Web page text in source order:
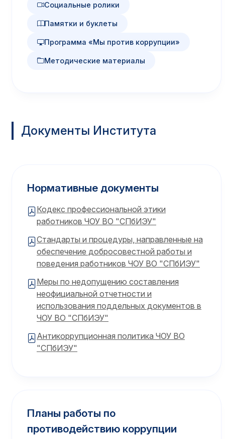
Социальные ролики
Памятки и буклеты
Программа «Мы против коррупции»
Методические материалы
Документы Института
Нормативные документы
Кодекс профессиональной этики
работников ЧОУ ВО "СПбИЭУ"
Стандарты и процедуры, направленные на
обеспечение добросовестной работы и
поведения работников ЧОУ ВО "СПбИЭУ"
Меры по недопущению составления
неофициальной отчетности и
использования поддельных документов в
ЧОУ ВО "СПбИЭУ"
Антикоррупционная политика ЧОУ ВО
"СПбИЭУ"
Планы работы по
противодействию коррупции